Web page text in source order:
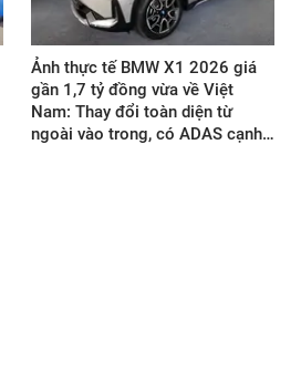
Ảnh thực tế BMW X1 2026 giá
gần 1,7 tỷ đồng vừa về Việt
Nam: Thay đổi toàn diện từ
ngoài vào trong, có ADAS cạnh…